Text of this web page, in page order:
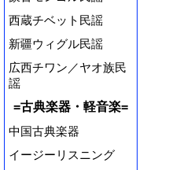
西蔵チベット民謡
新疆ウィグル民謡
広西チワン／ヤオ族民
謡
=古典楽器・軽音楽=
中国古典楽器
イージーリスニング